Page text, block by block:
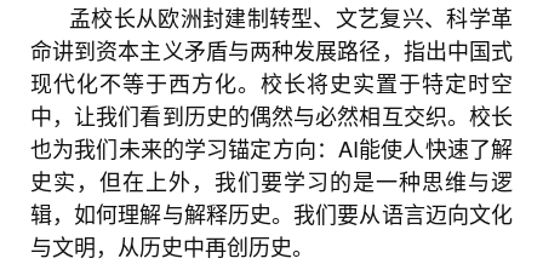
孟校长从欧洲封建制转型、文艺复兴、科学革
命讲到资本主义矛盾与两种发展路径，指出中国式
现代化不等于西方化。校长将史实置于特定时空
中，让我们看到历史的偶然与必然相互交织。校长
也为我们未来的学习锚定方向：AI能使人快速了解
史实，但在上外，我们要学习的是一种思维与逻
辑，如何理解与解释历史。我们要从语言迈向文化
与文明，从历史中再创历史。